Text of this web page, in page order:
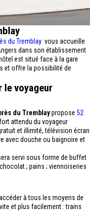
du Tremblay vous accueille
dans son établissement
est situé face à la gare
et offre la possibilité de
voyageur
du Tremblaypropose 52
attendu du voyageur
et illimité, télévision écran
avec douche ou baignoire et
servi sous forme de buffet
; pains ; viennoiseries
à tous les moyens de
et plus facilement : trains